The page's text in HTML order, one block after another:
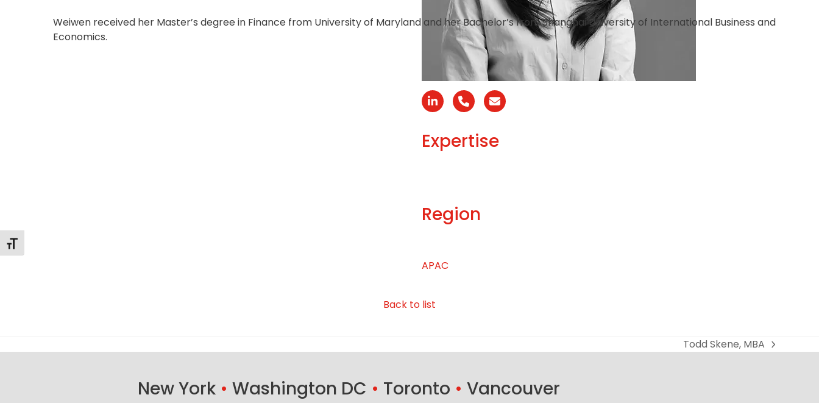
Toggle Font size
Weiwen received her Master’s degree in Finance from University of Maryland and her Bachelor’s from Shanghai University of International Business and
Economics.
LinkedinPhone
Number
Email
Expertise
Region
APAC
Back to list
next
Todd Skene, MBA
New York • Washington DC • Toronto • Vancouver